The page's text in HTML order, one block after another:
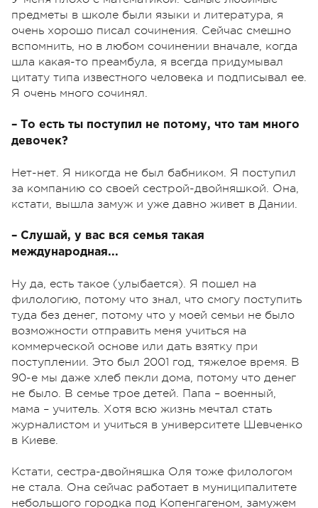
предметы в школе были языки и литература, я
очень хорошо писал сочинения. Сейчас смешно
вспомнить, но в любом сочинении вначале, когда
шла какая-то преамбула, я всегда придумывал
цитату типа известного человека и подписывал ее.
Я очень много сочинял.
– То есть ты поступил не потому, что там много
девочек?
Нет-нет. Я никогда не был бабником. Я поступил
за компанию со своей сестрой-двойняшкой. Она,
кстати, вышла замуж и уже давно живет в Дании.
– Слушай, у вас вся семья такая
международная...
Ну да, есть такое (улыбается). Я пошел на
филологию, потому что знал, что смогу поступить
туда без денег, потому что у моей семьи не было
возможности отправить меня учиться на
коммерческой основе или дать взятку при
поступлении. Это был 2001 год, тяжелое время. В
90-е мы даже хлеб пекли дома, потому что денег
не было. В семье трое детей. Папа – военный,
мама – учитель. Хотя всю жизнь мечтал стать
журналистом и учиться в университете Шевченко
в Киеве.
Кстати, сестра-двойняшка Оля тоже филологом
не стала. Она сейчас работает в муниципалитете
небольшого городка под Копенгагеном, замужем